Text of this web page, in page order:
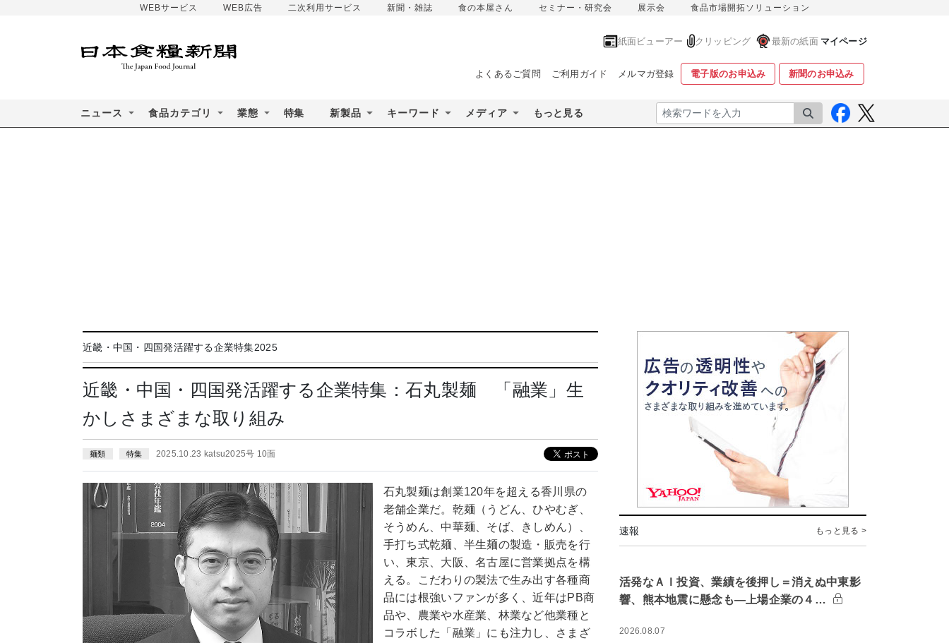
WEBサービス WEB広告 二次利用サービス 新聞・雑誌 食の本屋さん セミナー・研究会 展示会 食品市場開拓ソリューション
紙面ビューアー クリッピング 最新の紙面 マイページ
よくあるご質問 ご利用ガイド メルマガ登録 電子版のお申込み 新聞のお申込み
ニュース 食品カテゴリ 業態 特集 新製品 キーワード メディア もっと見る 検索
近畿・中国・四国発活躍する企業特集2025
近畿・中国・四国発活躍する企業特集：石丸製麺 「融業」生
かしさまざまな取り組み
麺類 特集 2025.10.23 katsu2025号 10面
石丸製麺は創業120年を超える香川県の
老舗企業だ。乾麺（うどん、ひやむぎ、
そうめん、中華麺、そば、きしめん）、
手打ち式乾麺、半生麺の製造・販売を行
い、東京、大阪、名古屋に営業拠点を構
える。こだわりの製法で生み出す各種商
品には根強いファンが多く、近年はPB商
品や、農業や水産業、林業など他業種と
コラボした「融業」にも注力し、さまざ
速報 もっと見る >
活発なＡＩ投資、業績を後押し＝消えぬ中東影
響、熊本地震に懸念も―上場企業の４…
2026.08.07